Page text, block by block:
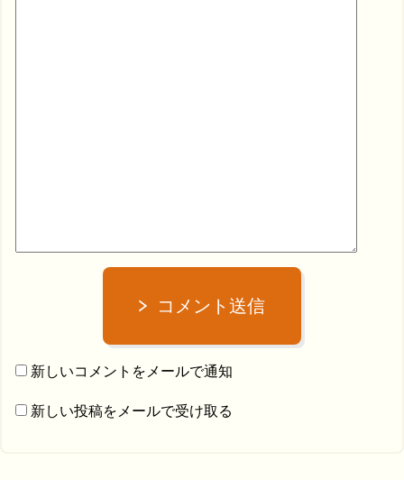
コメント送信
新しいコメントをメールで通知
新しい投稿をメールで受け取る